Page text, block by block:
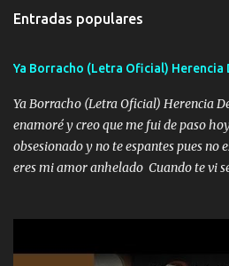
miraban trabajando la escuela dejé el
familia que nunca les falte nada es la
mi esposa no se ra'ja Música Me
tumbaron prisionero en caliente me
que estaban muy raros me gritaba a
enfiesto me gusta vivir en grande más
responsable hay rateros envidiosos
me cuida de las maldades Pa el
Entradas populares
Ya Borracho (Letra Oficial) Herencia
Ya Borracho (Letra Oficial) Herencia
enamoré y creo que me fui de paso
obsesionado y no te espantes pues no
eres mi amor anhelado Cuando te vi
cariño de mi alma Que pa febrero